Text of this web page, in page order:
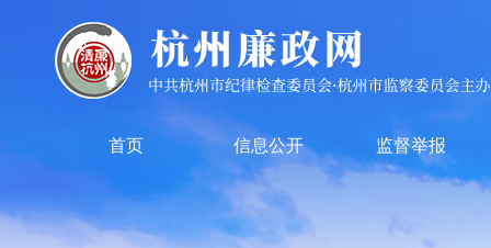
首页 信息公开 监督举报